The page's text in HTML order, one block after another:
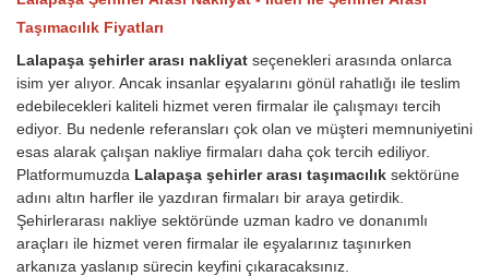
Taşımacılık Fiyatları
Lalapaşa şehirler arası nakliyat seçenekleri arasında onlarca
isim yer alıyor. Ancak insanlar eşyalarını gönül rahatlığı ile teslim
edebilecekleri kaliteli hizmet veren firmalar ile çalışmayı tercih
ediyor. Bu nedenle referansları çok olan ve müşteri memnuniyetini
esas alarak çalışan nakliye firmaları daha çok tercih ediliyor.
Platformumuzda Lalapaşa şehirler arası taşımacılık sektörüne
adını altın harfler ile yazdıran firmaları bir araya getirdik.
Şehirlerarası nakliye sektöründe uzman kadro ve donanımlı
araçları ile hizmet veren firmalar ile eşyalarınız taşınırken
arkanıza yaslanıp sürecin keyfini çıkaracaksınız.